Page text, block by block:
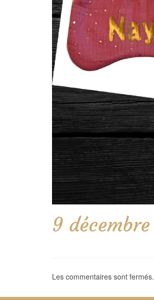
9 décembre
Les commentaires sont fermés.